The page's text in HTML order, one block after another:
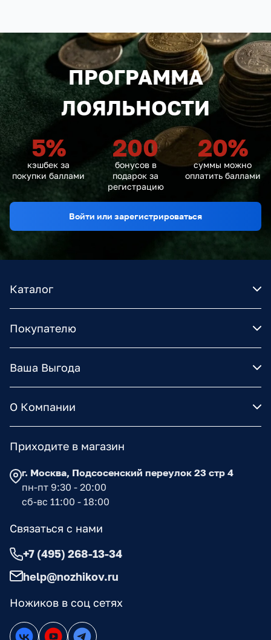
ПРОГРАММА
ЛОЯЛЬНОСТИ
5%
кэшбек за
покупки баллами
200
бонусов в
подарок за
регистрацию
20%
суммы можно
оплатить баллами
Войти или зарегистрироваться
Каталог
Покупателю
Ваша Выгода
О Компании
Ножиков в соц сетях
Приходите в магазин
г. Москва, Подсосенский переулок 23 стр 4
пн-пт 9:30 - 20:00
сб-вс 11:00 - 18:00
Связаться с нами
+7 (495) 268-13-34
help@nozhikov.ru